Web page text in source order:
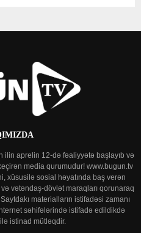
ilin aprelin 12-də fəaliyyətə başlayıb və
media qurumudur! www.bugun.tv
xüsusilə sosial həyatında baş verən
vətəndaş-dövlət maraqları qorunaraq
materialların istifadəsi zamanı
səhifələrində istifadə edildikdə
istinad mütləqdir.